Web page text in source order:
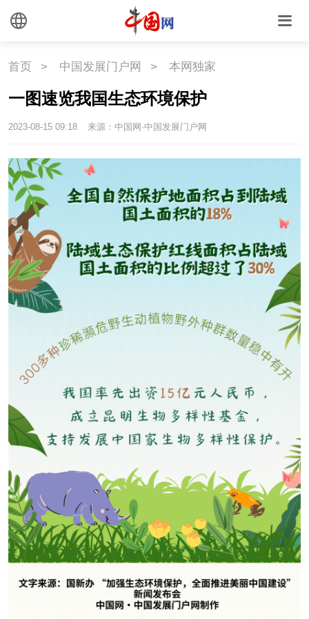
草原
联盟 心理
首页 > 中国发展门户网 > 本网独家
一图速览我国生态环境保护
2023-08-15 09:18 来源：中国网·中国发展门户网